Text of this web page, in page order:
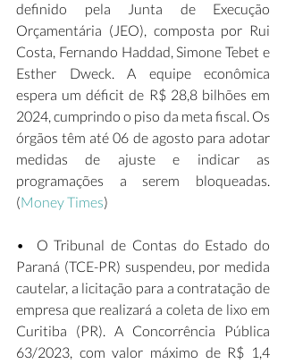
definido pela Junta de Execução
Orçamentária (JEO), composta por Rui
Costa, Fernando Haddad, Simone Tebet e
Esther Dweck. A equipe econômica
espera um déficit de R$ 28,8 bilhões em
2024, cumprindo o piso da meta fiscal. Os
órgãos têm até 06 de agosto para adotar
medidas de ajuste e indicar as
programações a serem bloqueadas.
(Money Times)
•  O Tribunal de Contas do Estado do
Paraná (TCE-PR) suspendeu, por medida
cautelar, a licitação para a contratação de
empresa que realizará a coleta de lixo em
Curitiba (PR). A Concorrência Pública
63/2023, com valor máximo de R$ 1,4